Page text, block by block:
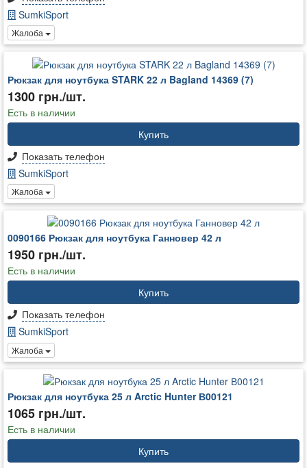
SumkiSport
Жалоба
Рюкзак для ноутбука STARK 22 л Bagland 14369 (7)
1300 грн./шт.
Есть в наличии
Купить
Показать телефон
SumkiSport
Жалоба
0090166 Рюкзак для ноутбука Ганновер 42 л
1950 грн./шт.
Есть в наличии
Купить
Показать телефон
SumkiSport
Жалоба
Рюкзак для ноутбука 25 л Arctic Hunter В00121
1065 грн./шт.
Есть в наличии
Купить